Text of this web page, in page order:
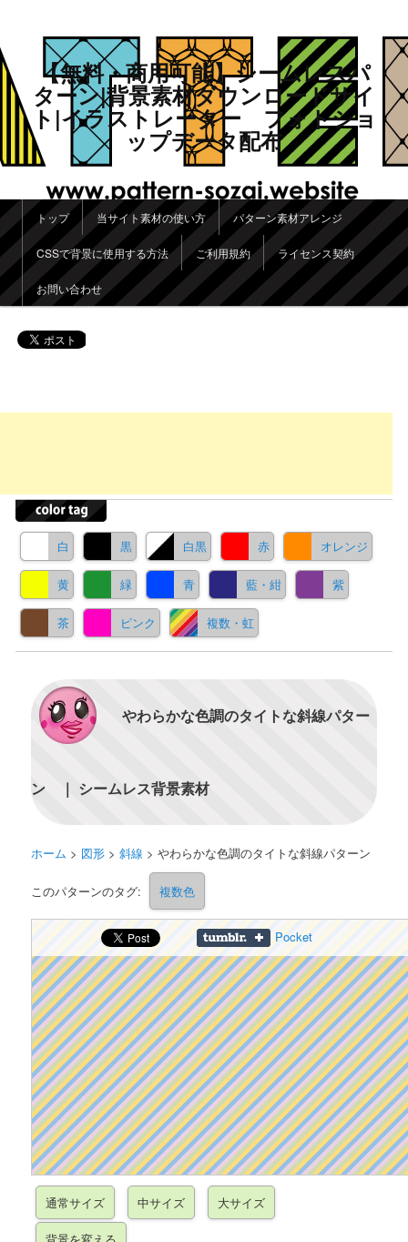
【無料・商用可能】シームレスパ
ターン|背景素材ダウンロードサイ
ト|イラストレーター フォトショ
ップデータ配布
メインメニュー
メインコンテンツへ移動
サブコンテンツへ移動
トップ 当サイト素材の使い方 パターン素材アレンジ
CSSで背景に使用する方法 ご利用規約 ライセンス契約
お問い合わせ
白 黒 白黒 赤 オレンジ
黄 緑 青 藍・紺 紫
茶 ピンク 複数・虹
やわらかな色調のタイトな斜線パター
ン ｜ シームレス背景素材
ホーム > 図形 >斜線 >やわらかな色調のタイトな斜線パターン
このパターンのタグ: 複数色
Pocket